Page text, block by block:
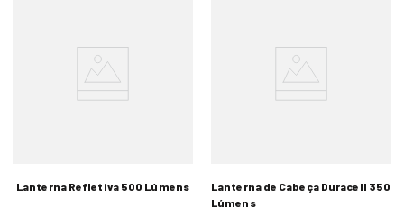
Lanterna Refletiva 500 Lúmens
Lanterna de Cabeça Duracell 350
Lúmens